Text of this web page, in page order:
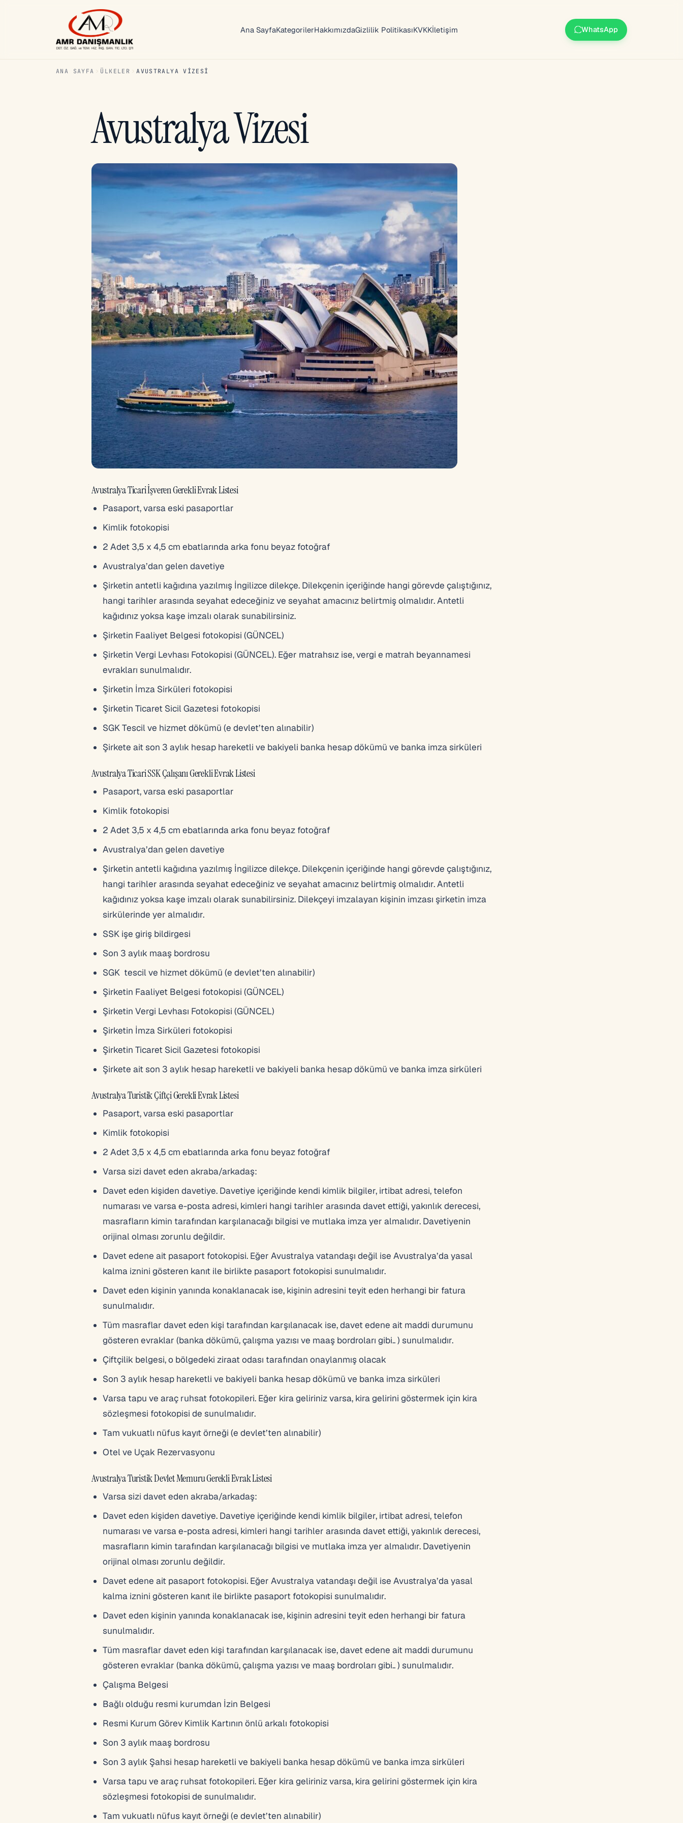
Ana SayfaKategorilerHakkımızdaGizlilik PolitikasıKVKKİletişim WhatsApp
ANA SAYFA ÜLKELER AVUSTRALYA VIZESI
Avustralya Vizesi
Avustralya Ticari İşveren Gerekli Evrak Listesi
Pasaport, varsa eski pasaportlar
Kimlik fotokopisi
2 Adet 3,5 x 4,5 cm ebatlarında arka fonu beyaz fotoğraf
Avustralya’dan gelen davetiye
Şirketin antetli kağıdına yazılmış İngilizce dilekçe. Dilekçenin içeriğinde hangi görevde çalıştığınız,
hangi tarihler arasında seyahat edeceğiniz ve seyahat amacınız belirtmiş olmalıdır. Antetli
kağıdınız yoksa kaşe imzalı olarak sunabilirsiniz.
Şirketin Faaliyet Belgesi fotokopisi (GÜNCEL)
Şirketin Vergi Levhası Fotokopisi (GÜNCEL). Eğer matrahsız ise, vergi e matrah beyannamesi
evrakları sunulmalıdır.
Şirketin İmza Sirküleri fotokopisi
Şirketin Ticaret Sicil Gazetesi fotokopisi
SGK Tescil ve hizmet dökümü (e devlet’ten alınabilir)
Şirkete ait son 3 aylık hesap hareketli ve bakiyeli banka hesap dökümü ve banka imza sirküleri
Avustralya Ticari SSK Çalışanı Gerekli Evrak Listesi
Pasaport, varsa eski pasaportlar
Kimlik fotokopisi
2 Adet 3,5 x 4,5 cm ebatlarında arka fonu beyaz fotoğraf
Avustralya’dan gelen davetiye
Şirketin antetli kağıdına yazılmış İngilizce dilekçe. Dilekçenin içeriğinde hangi görevde çalıştığınız,
hangi tarihler arasında seyahat edeceğiniz ve seyahat amacınız belirtmiş olmalıdır. Antetli
kağıdınız yoksa kaşe imzalı olarak sunabilirsiniz. Dilekçeyi imzalayan kişinin imzası şirketin imza
sirkülerinde yer almalıdır.
SSK işe giriş bildirgesi
Son 3 aylık maaş bordrosu
SGK tescil ve hizmet dökümü (e devlet’ten alınabilir)
Şirketin Faaliyet Belgesi fotokopisi (GÜNCEL)
Şirketin Vergi Levhası Fotokopisi (GÜNCEL)
Şirketin İmza Sirküleri fotokopisi
Şirketin Ticaret Sicil Gazetesi fotokopisi
Şirkete ait son 3 aylık hesap hareketli ve bakiyeli banka hesap dökümü ve banka imza sirküleri
Avustralya Turistik Çiftçi Gerekli Evrak Listesi
Pasaport, varsa eski pasaportlar
Kimlik fotokopisi
2 Adet 3,5 x 4,5 cm ebatlarında arka fonu beyaz fotoğraf
Varsa sizi davet eden akraba/arkadaş:
Davet eden kişiden davetiye. Davetiye içeriğinde kendi kimlik bilgiler, irtibat adresi, telefon
numarası ve varsa e-posta adresi, kimleri hangi tarihler arasında davet ettiği, yakınlık derecesi,
masrafların kimin tarafından karşılanacağı bilgisi ve mutlaka imza yer almalıdır. Davetiyenin
orijinal olması zorunlu değildir.
Davet edene ait pasaport fotokopisi. Eğer Avustralya vatandaşı değil ise Avustralya’da yasal
kalma iznini gösteren kanıt ile birlikte pasaport fotokopisi sunulmalıdır.
Davet eden kişinin yanında konaklanacak ise, kişinin adresini teyit eden herhangi bir fatura
sunulmalıdır.
Tüm masraflar davet eden kişi tarafından karşılanacak ise, davet edene ait maddi durumunu
gösteren evraklar (banka dökümü, çalışma yazısı ve maaş bordroları gibi.. ) sunulmalıdır.
Çiftçilik belgesi, o bölgedeki ziraat odası tarafından onaylanmış olacak
Son 3 aylık hesap hareketli ve bakiyeli banka hesap dökümü ve banka imza sirküleri
Varsa tapu ve araç ruhsat fotokopileri. Eğer kira geliriniz varsa, kira gelirini göstermek için kira
sözleşmesi fotokopisi de sunulmalıdır.
Tam vukuatlı nüfus kayıt örneği (e devlet’ten alınabilir)
Otel ve Uçak Rezervasyonu
Avustralya Turistik Devlet Memuru Gerekli Evrak Listesi
Varsa sizi davet eden akraba/arkadaş:
Davet eden kişiden davetiye. Davetiye içeriğinde kendi kimlik bilgiler, irtibat adresi, telefon
numarası ve varsa e-posta adresi, kimleri hangi tarihler arasında davet ettiği, yakınlık derecesi,
masrafların kimin tarafından karşılanacağı bilgisi ve mutlaka imza yer almalıdır. Davetiyenin
orijinal olması zorunlu değildir.
Davet edene ait pasaport fotokopisi. Eğer Avustralya vatandaşı değil ise Avustralya’da yasal
kalma iznini gösteren kanıt ile birlikte pasaport fotokopisi sunulmalıdır.
Davet eden kişinin yanında konaklanacak ise, kişinin adresini teyit eden herhangi bir fatura
sunulmalıdır.
Tüm masraflar davet eden kişi tarafından karşılanacak ise, davet edene ait maddi durumunu
gösteren evraklar (banka dökümü, çalışma yazısı ve maaş bordroları gibi.. ) sunulmalıdır.
Çalışma Belgesi
Bağlı olduğu resmi kurumdan İzin Belgesi
Resmi Kurum Görev Kimlik Kartının önlü arkalı fotokopisi
Son 3 aylık maaş bordrosu
Son 3 aylık Şahsi hesap hareketli ve bakiyeli banka hesap dökümü ve banka imza sirküleri
Varsa tapu ve araç ruhsat fotokopileri. Eğer kira geliriniz varsa, kira gelirini göstermek için kira
sözleşmesi fotokopisi de sunulmalıdır.
Tam vukuatlı nüfus kayıt örneği (e devlet’ten alınabilir)